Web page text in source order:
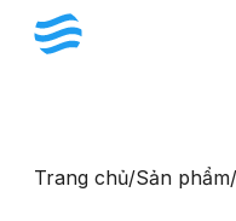
Trang chủ/Sản phẩm/